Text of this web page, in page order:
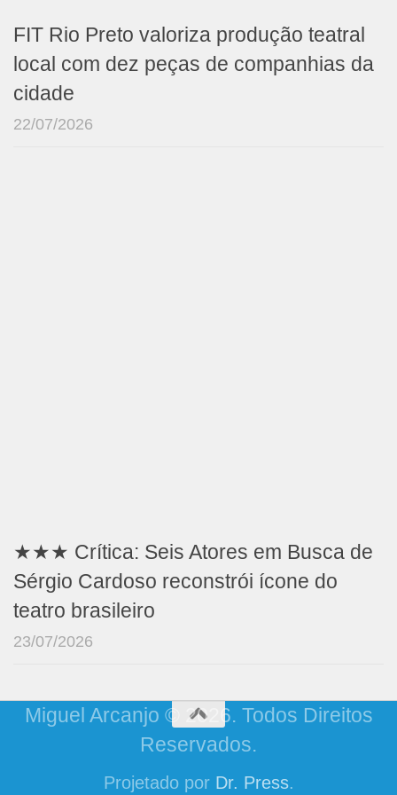
FIT Rio Preto valoriza produção teatral
local com dez peças de companhias da
cidade
22/07/2026
★★★ Crítica: Seis Atores em Busca de
Sérgio Cardoso reconstrói ícone do
teatro brasileiro
23/07/2026
Miguel Arcanjo © 2026. Todos Direitos
Reservados.
Projetado por Dr. Press.